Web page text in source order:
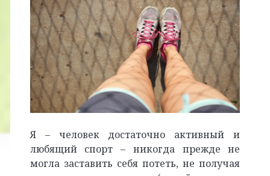
Я – человек достаточно активный и
любящий спорт – никогда прежде не
могла заставить себя потеть, не получая